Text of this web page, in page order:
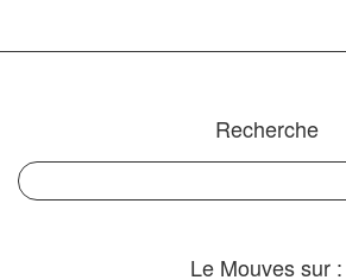
Recherche
Le Mouves sur :